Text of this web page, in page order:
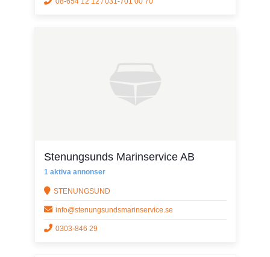
Stenungsunds Marinservice AB
1 aktiva annonser
STENUNGSUND
info@stenungsundsmarinservice.se
0303-846 29